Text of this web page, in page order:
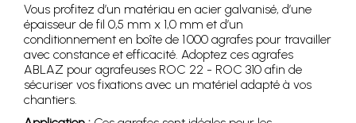
Vous profitez d’un matériau en acier galvanisé, d’une
épaisseur de fil 0,5 mm x 1,0 mm et d’un
conditionnement en boîte de 1 000 agrafes pour travailler
avec constance et efficacité. Adoptez ces agrafes
ABLAZ pour agrafeuses ROC 22 - ROC 310 afin de
sécuriser vos fixations avec un matériel adapté à vos
chantiers.